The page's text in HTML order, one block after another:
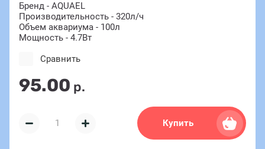
Бренд - AQUAEL
Производительность - 320л/ч
Объем аквариума - 100л
Мощность - 4.7Вт
95.00 р.
Сравнить
Купить